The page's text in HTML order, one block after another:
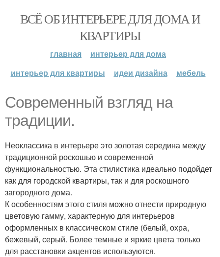
ВСЁ ОБ ИНТЕРЬЕРЕ ДЛЯ ДОМА И
КВАРТИРЫ
главная
интерьер для дома
интерьер для квартиры
идеи дизайна мебель
Современный взгляд на
традиции.
Неоклассика в интерьере это золотая середина между
традиционной роскошью и современной
функциональностью. Эта стилистика идеально подойдет
как для городской квартиры, так и для роскошного
загородного дома.
К особенностям этого стиля можно отнести природную
цветовую гамму, характерную для интерьеров
оформленных в классическом стиле (белый, охра,
бежевый, серый. Более темные и яркие цвета только
для расстановки акцентов используются.